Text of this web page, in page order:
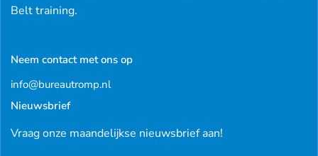
Belt training.
Neem contact met ons op
info@bureautromp.nl
Nieuwsbrief
Vraag onze maandelijkse nieuwsbrief aan!